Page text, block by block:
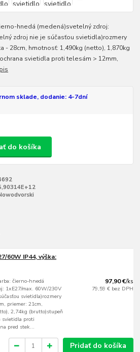
hnedá (medená)svetelný zdroj:
zdroj nie je súčasťou svietidla)rozmery
- 28cm, hmotnosť: 1,490kg (netto), 1,870kg
svietidla proti telesám > 12mm,
sklade, dodanie: 4-7dní
do košíka
60W IP44, výška:
čierno-hnedá
1xE27/max. 60W/230V
svietidla)rozmery
priemer: 21cm,
2,74kg (brutto)stupeň
svietidla proti
pred stek...
97,90 €/ks
79,59 € bez DPH
Pridať do košíka